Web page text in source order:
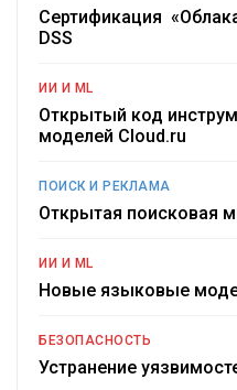
Сертификация
DSS
ИИ И ML
Открытый код
моделей Cloud.ru
ПОИСК И РЕКЛАМА
Открытая поисковая
ИИ И ML
Новые языковые
БЕЗОПАСНОСТЬ
Устранение